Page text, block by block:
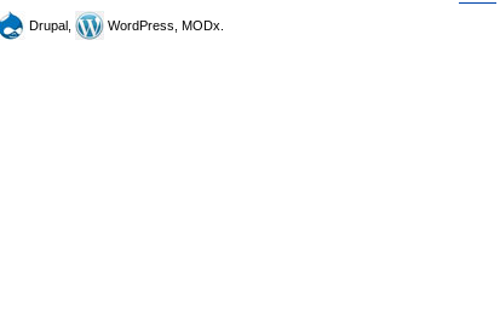
Drupal, WordPress, MODx.